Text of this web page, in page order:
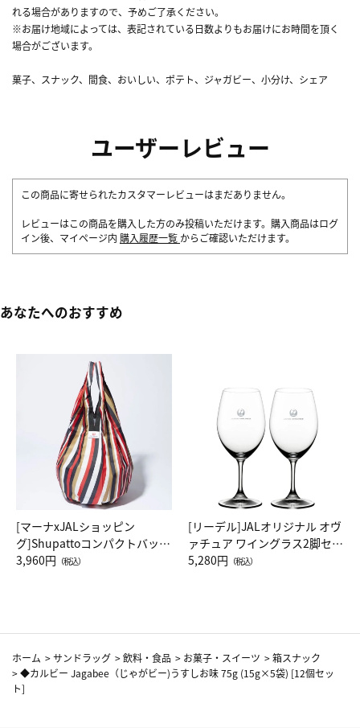
れる場合がありますので、予めご了承ください。
※お届け地域によっては、表記されている日数よりもお届けにお時間を頂く
場合がございます。
菓子、スナック、間食、おいしい、ポテト、ジャガビー、小分け、シェア
ユーザーレビュー
この商品に寄せられたカスタマーレビューはまだありません。
レビューはこの商品を購入した方のみ投稿いただけます。購入商品はログ
イン後、マイページ内 購入履歴一覧 からご確認いただけます。
あなたへのおすすめ
[マーナxJALショッピン
グ]Shupattoコンパクトバッグ
Drop JAL客室乗務員（LC）ス
3,960円 （税込）
[リーデル]JALオリジナル オヴ
ァチュア ワイングラス2脚セッ
ト（レッドワイン）
5,280円 （税込）
ホーム >サンドラッグ >飲料・食品 > お菓子・スイーツ >箱スナック
>◆カルビー Jagabee（じゃがビー)うすしお味 75g (15g×5袋) [12個セッ
ト]